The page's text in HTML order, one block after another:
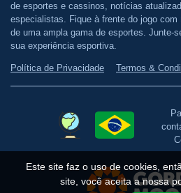
de esportes e cassinos, notícias
especialistas. Fique à frente do jogo com
de uma ampla gama de esportes. Junte-
sua experiência esportiva.
Política de Privacidade Termos &
Este site faz o uso de cookies,
site, você aceita a nossa